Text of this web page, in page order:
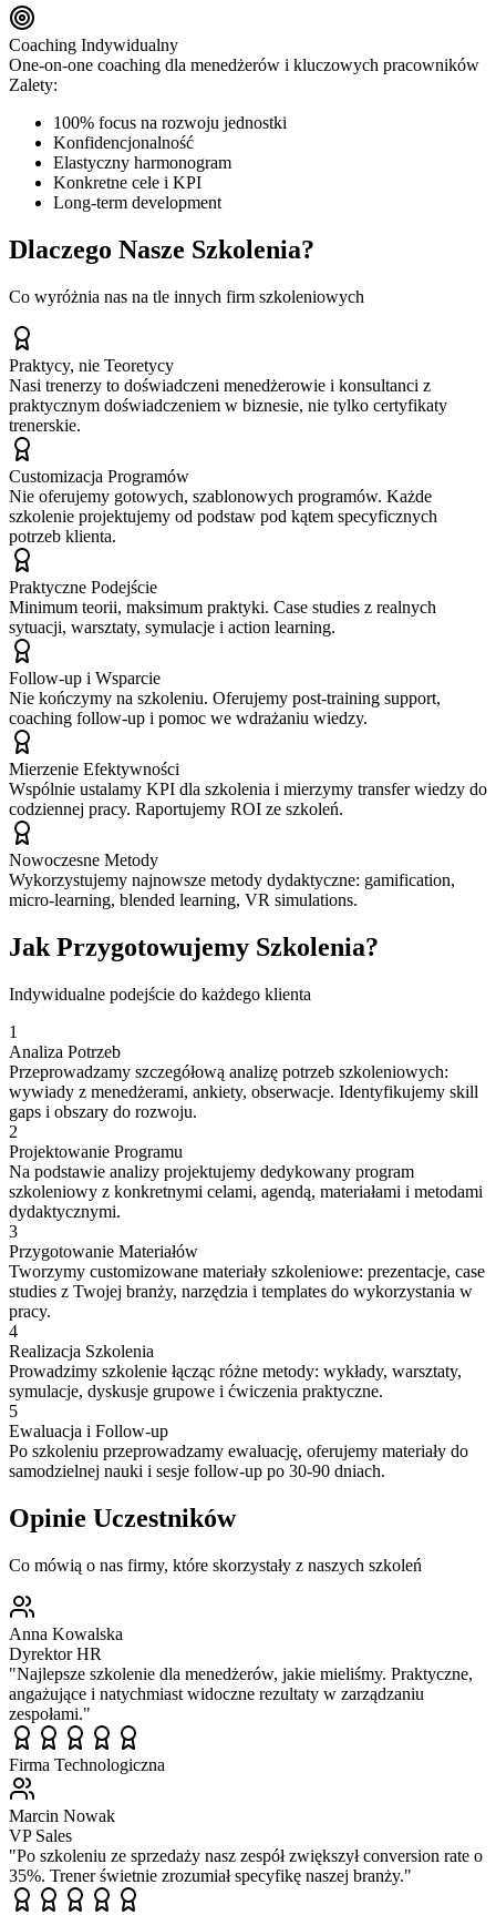
Coaching Indywidualny
One-on-one coaching dla menedżerów i kluczowych pracowników
Zalety:
100% focus na rozwoju jednostki
Konfidencjonalność
Elastyczny harmonogram
Konkretne cele i KPI
Long-term development
Dlaczego Nasze Szkolenia?
Co wyróżnia nas na tle innych firm szkoleniowych
Praktycy, nie Teoretycy
Nasi trenerzy to doświadczeni menedżerowie i konsultanci z
praktycznym doświadczeniem w biznesie, nie tylko certyfikaty
trenerskie.
Customizacja Programów
Nie oferujemy gotowych, szablonowych programów. Każde
szkolenie projektujemy od podstaw pod kątem specyficznych
potrzeb klienta.
Praktyczne Podejście
Minimum teorii, maksimum praktyki. Case studies z realnych
sytuacji, warsztaty, symulacje i action learning.
Follow-up i Wsparcie
Nie kończymy na szkoleniu. Oferujemy post-training support,
coaching follow-up i pomoc we wdrażaniu wiedzy.
Mierzenie Efektywności
Wspólnie ustalamy KPI dla szkolenia i mierzymy transfer wiedzy do
codziennej pracy. Raportujemy ROI ze szkoleń.
Nowoczesne Metody
Wykorzystujemy najnowsze metody dydaktyczne: gamification,
micro-learning, blended learning, VR simulations.
Jak Przygotowujemy Szkolenia?
Indywidualne podejście do każdego klienta
1
Analiza Potrzeb
Przeprowadzamy szczegółową analizę potrzeb szkoleniowych:
wywiady z menedżerami, ankiety, obserwacje. Identyfikujemy skill
gaps i obszary do rozwoju.
2
Projektowanie Programu
Na podstawie analizy projektujemy dedykowany program
szkoleniowy z konkretnymi celami, agendą, materiałami i metodami
dydaktycznymi.
3
Przygotowanie Materiałów
Tworzymy customizowane materiały szkoleniowe: prezentacje, case
studies z Twojej branży, narzędzia i templates do wykorzystania w
pracy.
4
Realizacja Szkolenia
Prowadzimy szkolenie łącząc różne metody: wykłady, warsztaty,
symulacje, dyskusje grupowe i ćwiczenia praktyczne.
5
Ewaluacja i Follow-up
Po szkoleniu przeprowadzamy ewaluację, oferujemy materiały do
samodzielnej nauki i sesje follow-up po 30-90 dniach.
Opinie Uczestników
Co mówią o nas firmy, które skorzystały z naszych szkoleń
Anna Kowalska
Dyrektor HR
"Najlepsze szkolenie dla menedżerów, jakie mieliśmy. Praktyczne,
angażujące i natychmiast widoczne rezultaty w zarządzaniu
zespołami."
Firma Technologiczna
Marcin Nowak
VP Sales
"Po szkoleniu ze sprzedaży nasz zespół zwiększył conversion rate o
35%. Trener świetnie zrozumiał specyfikę naszej branży."